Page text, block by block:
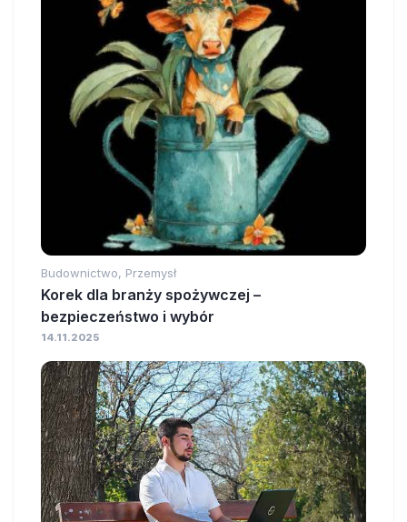
Budownictwo, Przemysł
Korek dla branży spożywczej –
bezpieczeństwo i wybór
14.11.2025